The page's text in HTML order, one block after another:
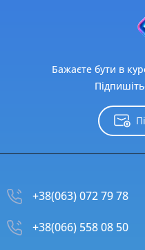
Бажаєте бути в
+38(063) 072 79 78
+38(066) 558 08 50